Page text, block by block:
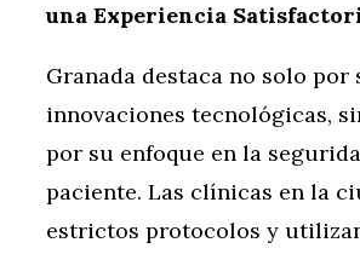
una Experiencia
Granada destaca no solo por
innovaciones tecnológicas,
por su enfoque en la
paciente. Las clínicas en la
estrictos protocolos y